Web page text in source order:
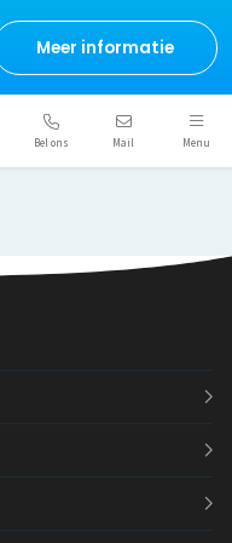
Meer informatie
Bel ons Mail Menu